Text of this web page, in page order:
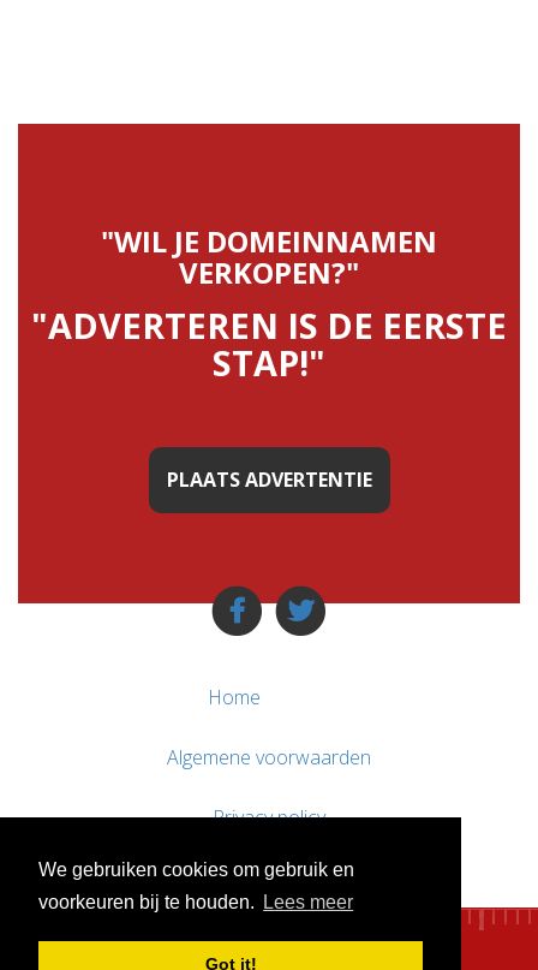
We gebruiken cookies om gebruik en
voorkeuren bij te houden.
Lees meer
Got it!
"WIL JE DOMEINNAMEN
VERKOPEN?"
"ADVERTEREN IS DE EERSTE
STAP!"
PLAATS ADVERTENTIE
Home
Algemene voorwaarden
Privacy policy
Contact / Support